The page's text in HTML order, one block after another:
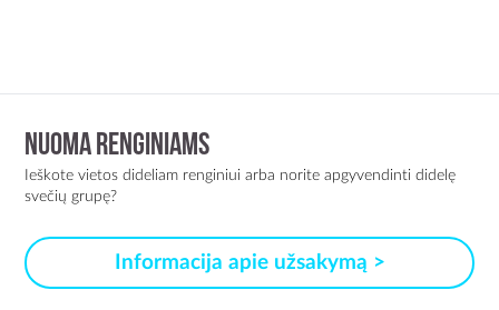
NUOMA RENGINIAMS
Ieškote vietos dideliam renginiui arba norite apgyvendinti didelę
svečių grupę?
Informacija apie užsakymą >